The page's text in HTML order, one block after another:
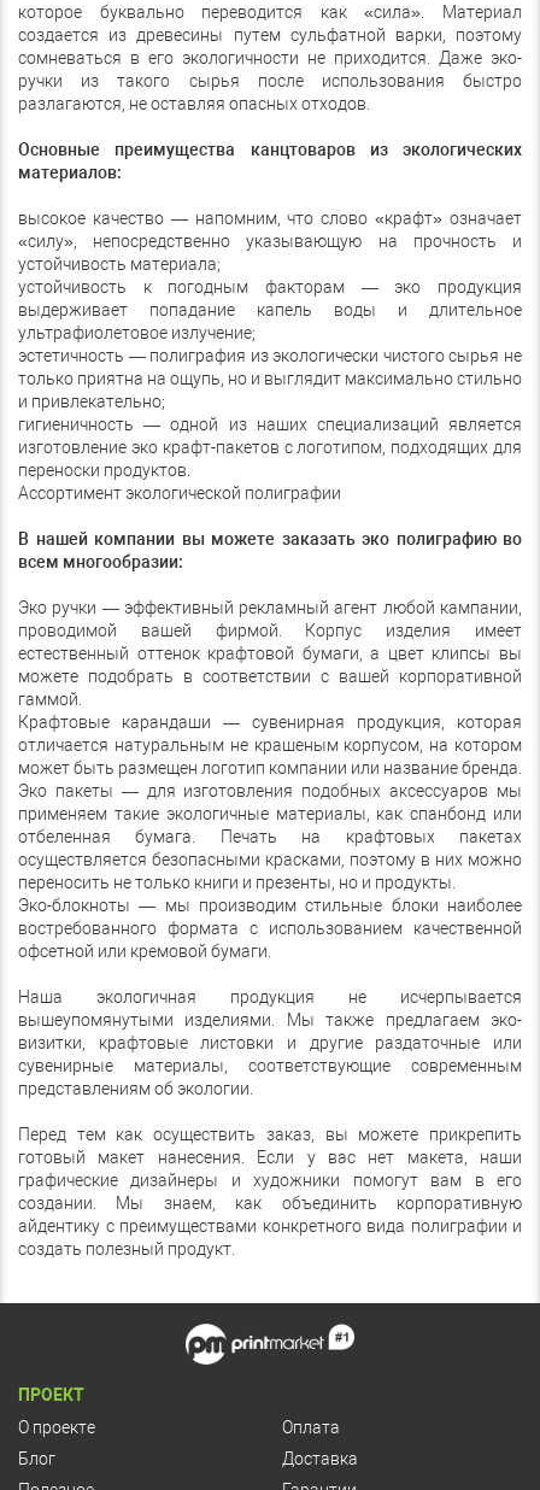
которое буквально переводится как «сила». Материал
создается из древесины путем сульфатной варки, поэтому
сомневаться в его экологичности не приходится. Даже эко-
ручки из такого сырья после использования быстро
разлагаются, не оставляя опасных отходов.
Основные преимущества канцтоваров из экологических
материалов:
высокое качество — напомним, что слово «крафт» означает
«силу», непосредственно указывающую на прочность и
устойчивость материала;
устойчивость к погодным факторам — эко продукция
выдерживает попадание капель воды и длительное
ультрафиолетовое излучение;
эстетичность — полиграфия из экологически чистого сырья не
только приятна на ощупь, но и выглядит максимально стильно
и привлекательно;
гигиеничность — одной из наших специализаций является
изготовление эко крафт-пакетов с логотипом, подходящих для
переноски продуктов.
Ассортимент экологической полиграфии
В нашей компании вы можете заказать эко полиграфию во
всем многообразии:
Эко ручки — эффективный рекламный агент любой кампании,
проводимой вашей фирмой. Корпус изделия имеет
естественный оттенок крафтовой бумаги, а цвет клипсы вы
можете подобрать в соответствии с вашей корпоративной
гаммой.
Крафтовые карандаши — сувенирная продукция, которая
отличается натуральным не крашеным корпусом, на котором
может быть размещен логотип компании или название бренда.
Эко пакеты — для изготовления подобных аксессуаров мы
применяем такие экологичные материалы, как спанбонд или
отбеленная бумага. Печать на крафтовых пакетах
осуществляется безопасными красками, поэтому в них можно
переносить не только книги и презенты, но и продукты.
Эко-блокноты — мы производим стильные блоки наиболее
востребованного формата с использованием качественной
офсетной или кремовой бумаги.
Наша экологичная продукция не исчерпывается
вышеупомянутыми изделиями. Мы также предлагаем эко-
визитки, крафтовые листовки и другие раздаточные или
сувенирные материалы, соответствующие современным
представлениям об экологии.
Перед тем как осуществить заказ, вы можете прикрепить
готовый макет нанесения. Если у вас нет макета, наши
графические дизайнеры и художники помогут вам в его
создании. Мы знаем, как объединить корпоративную
айдентику с преимуществами конкретного вида полиграфии и
создать полезный продукт.
ПРОЕКТ
О проекте
Блог
Оплата
Доставка